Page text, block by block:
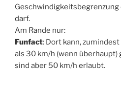
darf.
Am Rande nur:
Funfact: Dort kann,
als 30 km/h (wenn überhaupt)
sind aber 50 km/h erlaubt.